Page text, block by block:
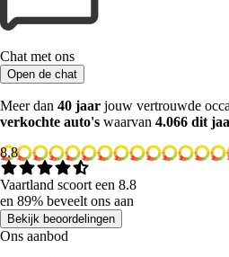
Chat met ons
Open de chat
Meer dan 40 jaar jouw vertrouwde
verkochte auto's waarvan 4.066 dit
8.8
Vaartland scoort een 8.8
en 89% beveelt ons aan
Bekijk beoordelingen
Ons aanbod